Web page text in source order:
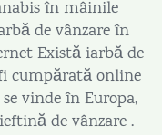
în mâinile
de vânzare în
Există iarbă de
cumpărată online
vinde în Europa,
de vânzare .